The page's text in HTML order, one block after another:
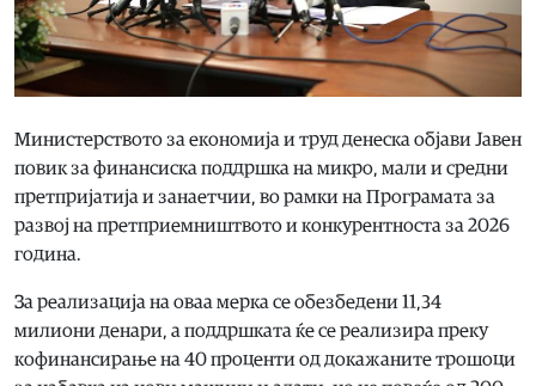
Министерството за економија и труд денеска објави Јавен
повик за финансиска поддршка на микро, мали и средни
претпријатија и занаетчии, во рамки на Програмата за
развој на претприемништвото и конкурентноста за 2026
година.
За реализација на оваа мерка се обезбедени 11,34
милиони денари, а поддршката ќе се реализира преку
кофинансирање на 40 проценти од докажаните трошоци